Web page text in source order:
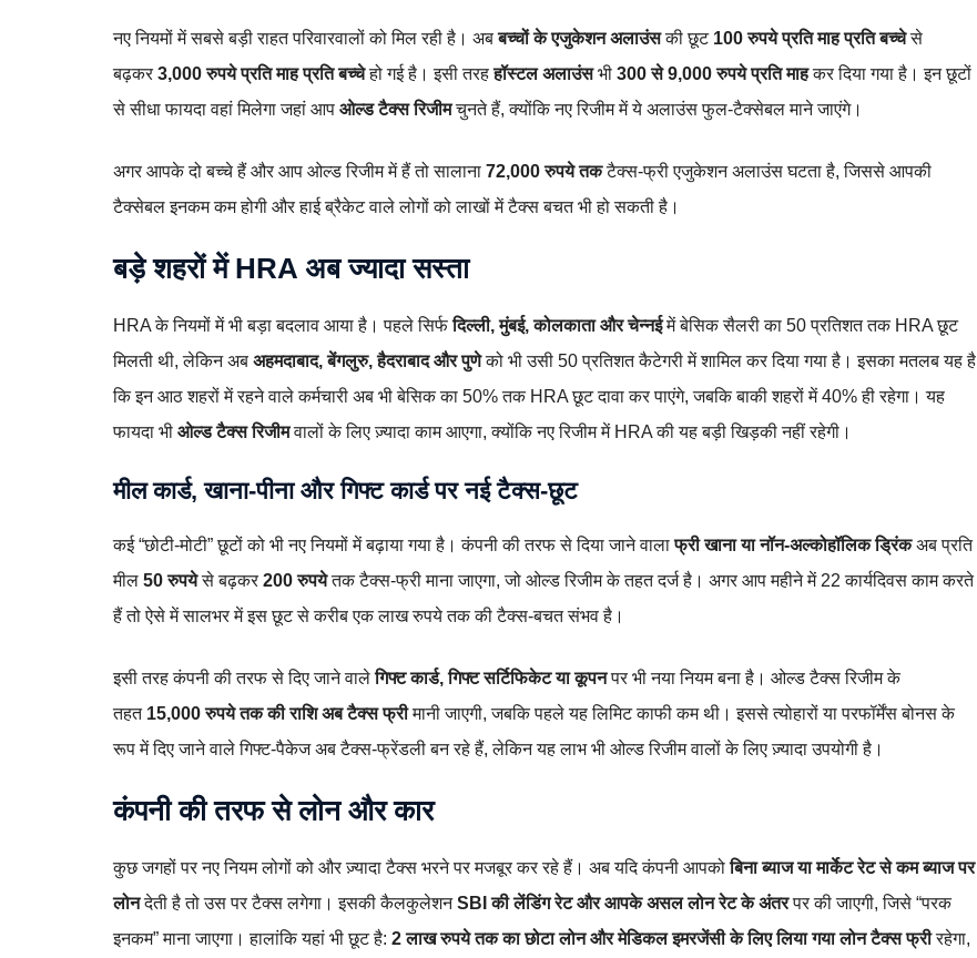
नए नियमों में सबसे बड़ी राहत परिवारवालों को मिल रही है। अबबच्चों के एजुकेशन अलाउंसकी छूट 100 रुपये प्रति माह प्रति बच्चेसे
बढ़कर 3,000 रुपये प्रति माह प्रति बच्चेहो गई है। इसी तरहहॉस्टल अलाउंसभी 300 से 9,000 रुपये प्रति माहकर दिया गया है। इन छूटों
से सीधा फायदा वहां मिलेगा जहां आप ओल्ड टैक्स रिजीमचुनते हैं, क्योंकि नए रिजीम में ये अलाउंस फुल‑टैक्सेबल माने जाएंगे।
अगर आपके दो बच्चे हैं और आप ओल्ड रिजीम में हैं तो सालाना 72,000 रुपये तकटैक्स‑फ्री एजुकेशन अलाउंस घटता है, जिससे आपकी
टैक्सेबल इनकम कम होगी और हाई ब्रैकेट वाले लोगों को लाखों में टैक्स बचत भी हो सकती है।
बड़े शहरों में HRA अब ज्यादा सस्ता
HRA के नियमों में भी बड़ा बदलाव आया है। पहले सिर्फदिल्ली, मुंबई, कोलकाता और चेन्नईमें बेसिक सैलरी का 50 प्रतिशत तक HRA छूट
मिलती थी, लेकिन अब अहमदाबाद, बेंगलुरु, हैदराबाद और पुणेको भी उसी 50 प्रतिशत कैटेगरी में शामिल कर दिया गया है। इसका मतलब यह है
कि इन आठ शहरों में रहने वाले कर्मचारी अब भी बेसिक का 50% तक HRA छूट दावा कर पाएंगे, जबकि बाकी शहरों में 40% ही रहेगा। यह
फायदा भी ओल्ड टैक्स रिजीमवालों के लिए ज़्यादा काम आएगा, क्योंकि नए रिजीम में HRA की यह बड़ी खिड़की नहीं रहेगी।
मील कार्ड, खाना‑पीना और गिफ्ट कार्ड पर नई टैक्स‑छूट
कई “छोटी‑मोटी” छूटों को भी नए नियमों में बढ़ाया गया है। कंपनी की तरफ से दिया जाने वालाफ्री खाना या नॉन‑अल्कोहॉलिक ड्रिंकअब प्रति
मील 50 रुपयेसे बढ़कर 200 रुपयेतक टैक्स‑फ्री माना जाएगा, जो ओल्ड रिजीम के तहत दर्ज है। अगर आप महीने में 22 कार्यदिवस काम करते
हैं तो ऐसे में सालभर में इस छूट से करीब एक लाख रुपये तक की टैक्स‑बचत संभव है।
इसी तरह कंपनी की तरफ से दिए जाने वालेगिफ्ट कार्ड, गिफ्ट सर्टिफिकेट या कूपनपर भी नया नियम बना है। ओल्ड टैक्स रिजीम के
तहत 15,000 रुपये तक की राशि अब टैक्स फ्रीमानी जाएगी, जबकि पहले यह लिमिट काफी कम थी। इससे त्योहारों या परफॉर्मेंस बोनस के
रूप में दिए जाने वाले गिफ्ट‑पैकेज अब टैक्स‑फ्रेंडली बन रहे हैं, लेकिन यह लाभ भी ओल्ड रिजीम वालों के लिए ज़्यादा उपयोगी है।
कंपनी की तरफ से लोन और कार
कुछ जगहों पर नए नियम लोगों को और ज़्यादा टैक्स भरने पर मजबूर कर रहे हैं। अब यदि कंपनी आपकोबिना ब्याज या मार्केट रेट से कम ब्याज पर
लोनदेती है तो उस पर टैक्स लगेगा। इसकी कैलकुलेशनSBI की लेंडिंग रेट और आपके असल लोन रेट के अंतरपर की जाएगी, जिसे “परक
इनकम” माना जाएगा। हालांकि यहां भी छूट है: 2 लाख रुपये तक का छोटा लोन और मेडिकल इमरजेंसी के लिए लिया गया लोन टैक्स फ्रीरहेगा,